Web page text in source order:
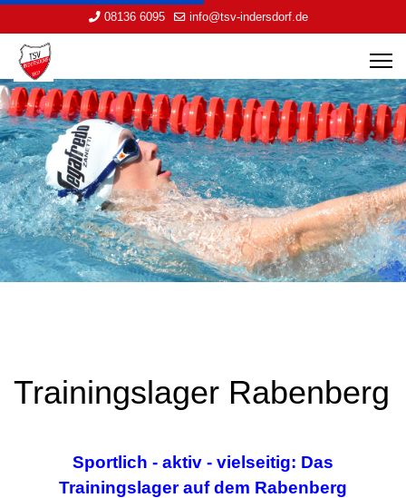
08136 6095 info@tsv-indersdorf.de
Trainingslager Rabenberg
Sportlich - aktiv - vielseitig: Das
Trainingslager auf dem Rabenberg